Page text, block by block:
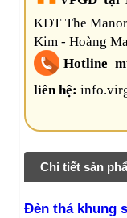
KĐT The
Kim - Hoàng
Hotline
liên hệ:
Chi tiết sản
Đèn thả khung